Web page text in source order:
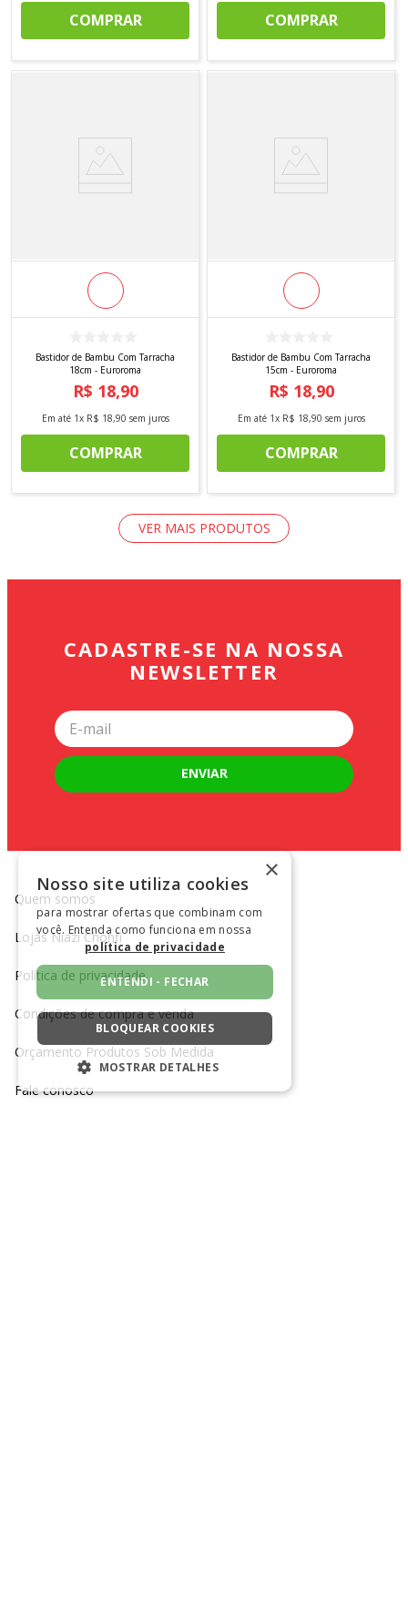
COMPRAR COMPRAR
Bastidor de Bambu Com Tarracha
18cm - Euroroma
R$ 18,90
Em até 1x R$ 18,90 sem juros
COMPRAR
Bastidor de Bambu Com Tarracha
15cm - Euroroma
R$ 18,90
Em até 1x R$ 18,90 sem juros
COMPRAR
CADASTRE-SE NA NOSSA
NEWSLETTER
ENVIAR
Quem somos
Lojas Niazi Chohfi
Política de privacidade
Condições de compra e venda
Orçamento Produtos Sob Medida
Fale conosco
×
Nosso site utiliza cookies
para mostrar ofertas que combinam com
você. Entenda como funciona em nossa
política de privacidade
ENTENDI - FECHAR
BLOQUEAR COOKIES
MOSTRAR DETALHES
ESTRITAMENTE NECESSÁRIOS